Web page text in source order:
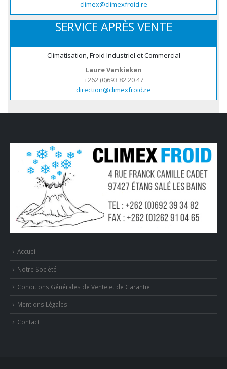
climex@climexfroid.re
SERVICE APRÈS VENTE
Climatisation, Froid Industriel et Commercial
Laure Vankieken
+262 (0)693 82 20 47
direction@climexfroid.re
Accueil
Notre Société
Conditions Générales de Vente et de Garantie
Mentions Légales
Contact